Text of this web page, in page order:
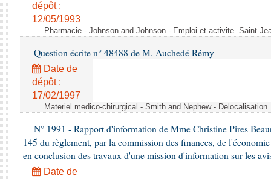
dépôt :
12/05/1993
Pharmacie - Johnson and Johnson - Emploi et activite. Saint-
Question écrite n° 48488 de M. Auchedé Rémy
Date de
dépôt :
17/02/1997
Materiel medico-chirurgical - Smith and Nephew -
N° 1991 - Rapport d'information de Mme Christine Pires
145 du règlement, par la commission des finances, de
en conclusion des travaux d'une mission d'information sur les
Date de